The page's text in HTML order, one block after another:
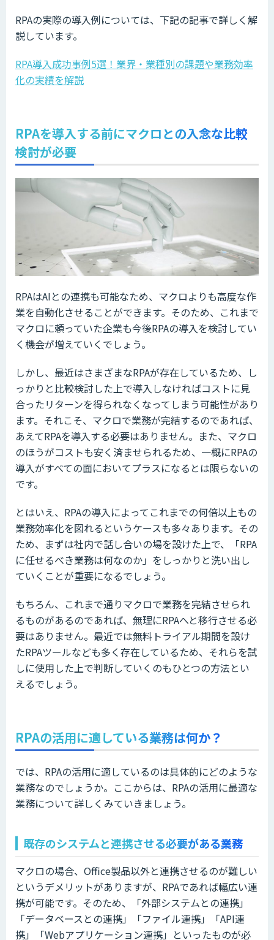
RPAの実際の導入例については、下記の記事で詳しく解
説しています。
RPA導入成功事例5選！業界・業種別の課題や業務効率
化の実績を解説
RPAを導入する前にマクロとの入念な比較
検討が必要
RPAはAIとの連携も可能なため、マクロよりも高度な作
業を自動化させることができます。そのため、これまで
マクロに頼っていた企業も今後RPAの導入を検討してい
く機会が増えていくでしょう。
しかし、最近はさまざまなRPAが存在しているため、し
っかりと比較検討した上で導入しなければコストに見
合ったリターンを得られなくなってしまう可能性があり
ます。それこそ、マクロで業務が完結するのであれば、
あえてRPAを導入する必要はありません。また、マクロ
のほうがコストも安く済ませられるため、一概にRPAの
導入がすべての面においてプラスになるとは限らないの
です。
とはいえ、RPAの導入によってこれまでの何倍以上もの
業務効率化を図れるというケースも多々あります。その
ため、まずは社内で話し合いの場を設けた上で、「RPA
に任せるべき業務は何なのか」をしっかりと洗い出し
ていくことが重要になるでしょう。
もちろん、これまで通りマクロで業務を完結させられ
るものがあるのであれば、無理にRPAへと移行させる必
要はありません。最近では無料トライアル期間を設け
たRPAツールなども多く存在しているため、それらを試
しに使用した上で判断していくのもひとつの方法とい
えるでしょう。
RPAの活用に適している業務は何か？
では、RPAの活用に適しているのは具体的にどのような
業務なのでしょうか。ここからは、RPAの活用に最適な
業務について詳しくみていきましょう。
既存のシステムと連携させる必要がある業務
マクロの場合、Office製品以外と連携させるのが難しい
というデメリットがありますが、RPAであれば幅広い連
携が可能です。そのため、「外部システムとの連携」
「データベースとの連携」「ファイル連携」「API連
携」「Webアプリケーション連携」といったものが必